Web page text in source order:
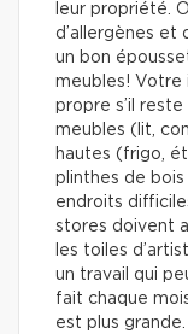
leur propriété.
d’allergènes et
un bon
meubles! Votre
propre s’il
meubles (lit,
hautes (frigo,
plinthes de
endroits
stores doivent
les toiles
un travail qui
fait chaque
est plus grande.